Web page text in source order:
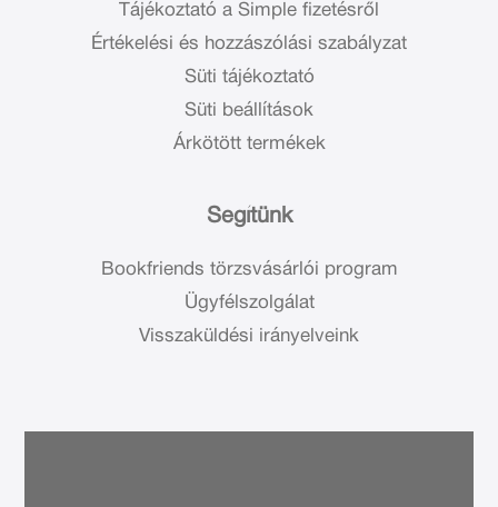
Tájékoztató a Simple fizetésről
Értékelési és hozzászólási szabályzat
Süti tájékoztató
Süti beállítások
Árkötött termékek
Segítünk
Bookfriends törzsvásárlói program
Ügyfélszolgálat
Visszaküldési irányelveink